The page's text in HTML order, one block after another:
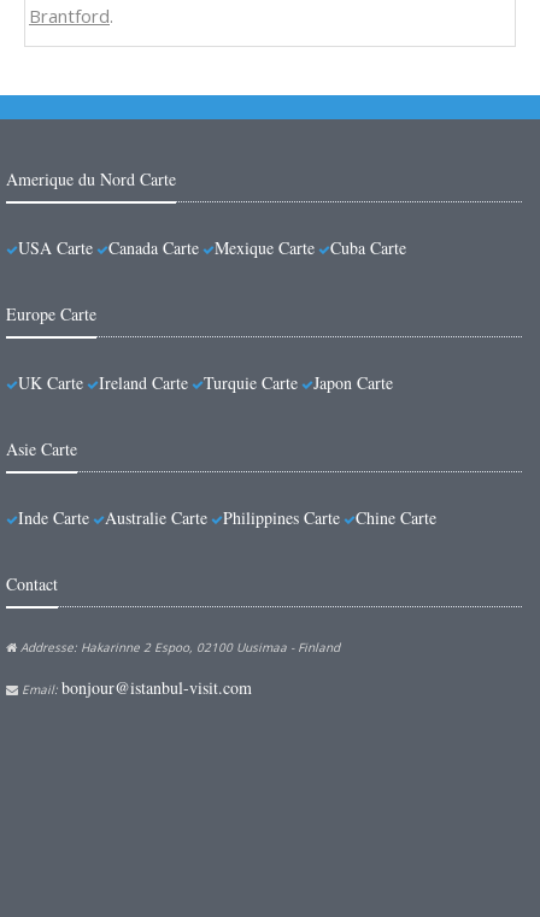
Brantford.
Amerique du Nord Carte
USA Carte Canada Carte Mexique Carte Cuba Carte
Europe Carte
UK Carte Ireland Carte Turquie Carte Japon Carte
Asie Carte
Inde Carte Australie Carte Philippines Carte Chine Carte
Contact
Addresse: Hakarinne 2 Espoo, 02100 Uusimaa - Finland
Email: bonjour@istanbul-visit.com